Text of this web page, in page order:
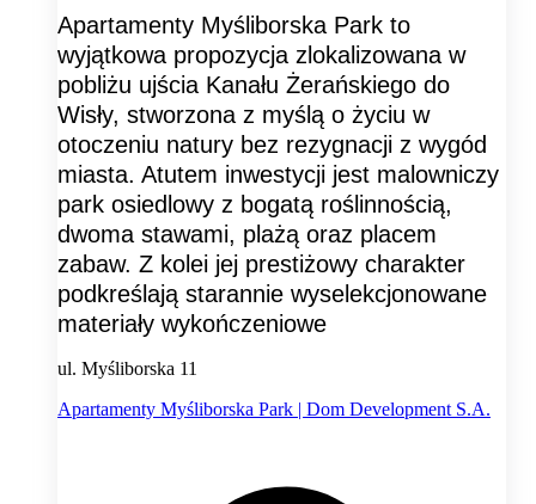
Apartamenty Myśliborska Park to
wyjątkowa propozycja zlokalizowana w
pobliżu ujścia Kanału Żerańskiego do
Wisły, stworzona z myślą o życiu w
otoczeniu natury bez rezygnacji z wygód
miasta. Atutem inwestycji jest malowniczy
park osiedlowy z bogatą roślinnością,
dwoma stawami, plażą oraz placem
zabaw. Z kolei jej prestiżowy charakter
podkreślają starannie wyselekcjonowane
materiały wykończeniowe
ul. Myśliborska 11
Apartamenty Myśliborska Park | Dom Development S.A.